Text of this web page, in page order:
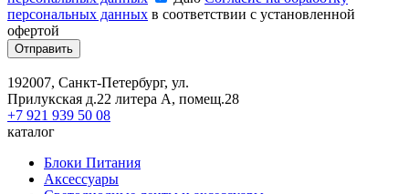
персональных данных в соответствии с установленной
офертой
Отправить
192007, Санкт-Петербург, ул.
Прилукская д.22 литера А, помещ.28
+7 921 939 50 08
каталог
Блоки Питания
Аксессуары